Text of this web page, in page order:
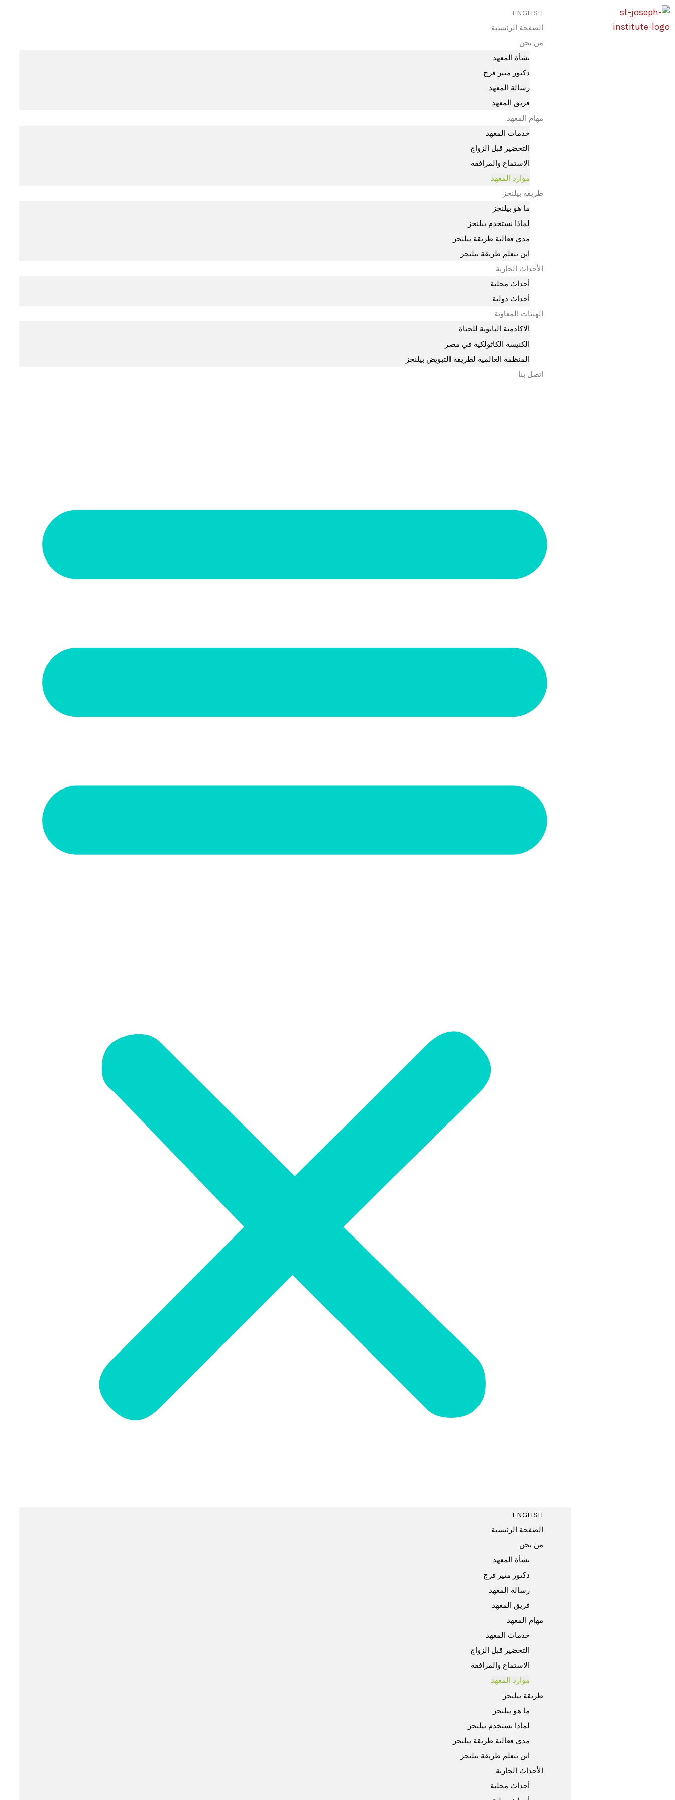
تخطي
ENGLISH
الصفحة الرئيسية
من نحن
نشأة المعهد
دكتور منير فرج
رسالة المعهد
فريق المعهد
مهام المعهد
خدمات المعهد
التحضير قبل الزواج
الاستماع والمرافقة
موارد المعهد
طريقة بيلنجز
ما هو بيلنجز
لماذا نستخدم بيلنجز
مدي فعالية طريقة بيلنجز
اين نتعلم طريقة بيلنجز
الأحداث الجارية
أحداث محلية
أحداث دولية
الهيئات المعاونة
الاكادمية البابوية للحياة
الكنيسة الكاثولكية في مصر
المنظمة العالمية لطريقة التبويض بيلنجز
اتصل بنا
ENGLISH
الصفحة الرئيسية
من نحن
نشأة المعهد
دكتور منير فرج
رسالة المعهد
فريق المعهد
مهام المعهد
خدمات المعهد
التحضير قبل الزواج
الاستماع والمرافقة
موارد المعهد
طريقة بيلنجز
ما هو بيلنجز
لماذا نستخدم بيلنجز
مدي فعالية طريقة بيلنجز
اين نتعلم طريقة بيلنجز
الأحداث الجارية
أحداث محلية